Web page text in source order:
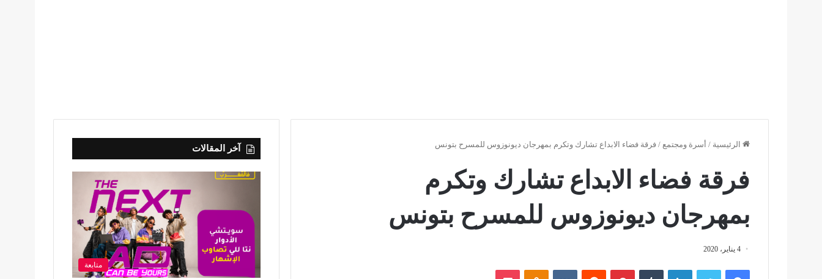
الرئيسية / أسرة ومجتمع / فرقة فضاء الابداع تشارك وتكرم بمهرجان ديونوزوس للمسرح بتونس
فرقة فضاء الابداع تشارك وتكرم
بمهرجان ديونوزوس للمسرح بتونس
4 يناير، 2020
فيسبوك تويتر لينكدإن بينتيريست Odnoklassniki
بوكيت
آخر المقالات
متابعة